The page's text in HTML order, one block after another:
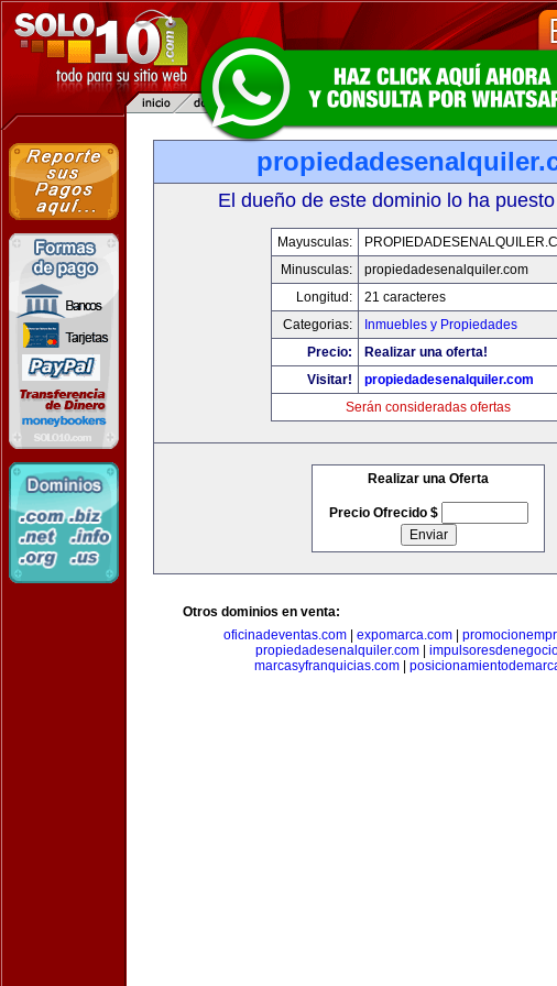
El dueño de este dominio lo ha
Mayusculas:
Minusculas:
propiedadesenalquiler.com
Longitud:
21 caracteres
Categorias:
Inmuebles y Propiedades
Precio:
Realizar una oferta!
Visitar!
propiedadesenalquiler.com
Serán consideradas ofertas
Realizar una Oferta
Precio Ofrecido $
Otros dominios en venta:
oficinadeventas.com
expomarca.com
propiedadesenalquiler.com
marcasyfranquicias.com|